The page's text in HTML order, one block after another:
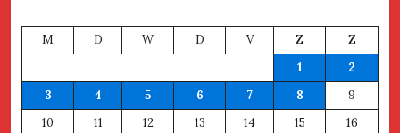
M D W D V Z
Z
1
2
3
4 5 6 7 8
9
10
11 12 13 14 15
16